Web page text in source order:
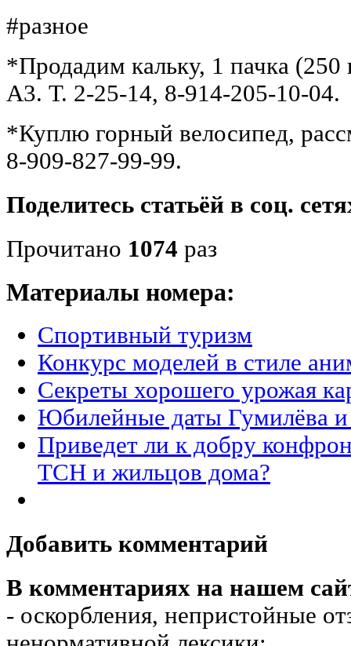
#разное
*Продадим кальку, 1 пачка
А3. Т. 2-25-14, 8-914-205-10-04.
*Куплю горный велосипед,
8-909-827-99-99.
Поделитесь статьёй в соц.
Прочитано 1074 раз
Материалы номера:
Спортивный туризм
Конкурс моделей в стиле
Секреты хорошего урожая
Юбилейные даты Гумилёва
Приведет ли к добру
ТСН и жильцов дома?
Добавить комментарий
В комментариях на нашем
- оскорбления, непристойные